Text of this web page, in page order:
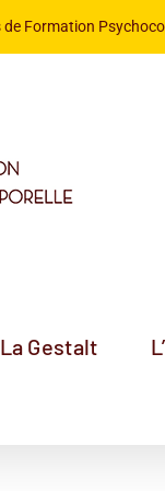
Formation
La Gestalt